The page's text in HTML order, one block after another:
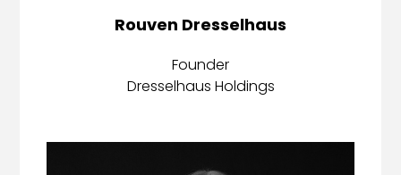
Rouven Dresselhaus
Founder
Dresselhaus Holdings